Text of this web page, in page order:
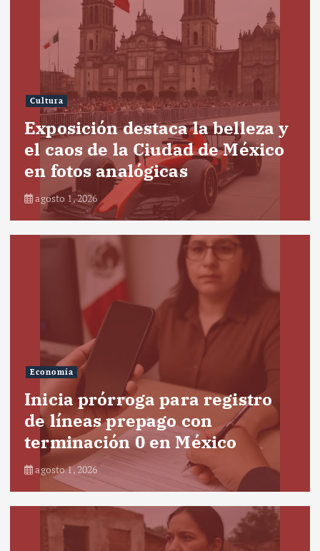
Cultura
Exposición destaca la belleza y
el caos de la Ciudad de México
en fotos analógicas
agosto 1, 2026
Economía
Inicia prórroga para registro
de líneas prepago con
terminación 0 en México
agosto 1, 2026